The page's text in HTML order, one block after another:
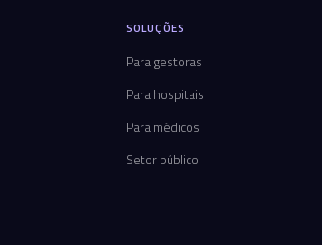
SOLUÇÕES
Para gestoras
Para hospitais
Para médicos
Setor público